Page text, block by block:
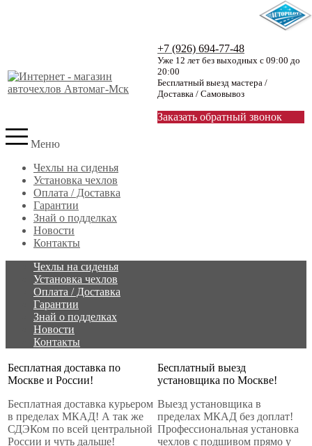
+7 (926) 694-77-48
Уже 12 лет без выходных с 09:00 до
20:00
Бесплатный выезд мастера /
Доставка / Самовывоз
Заказать обратный звонок
Меню
Чехлы на сиденья
Установка чехлов
Оплата / Доставка
Гарантии
Знай о подделках
Новости
Контакты
Чехлы на сиденья
Установка чехлов
Оплата / Доставка
Гарантии
Знай о подделках
Новости
Контакты
Бесплатная доставка по
Москве и России!
Бесплатная доставка курьером
в пределах МКАД! А так же
СДЭКом по всей центральной
России и чуть дальше!
Бесплатный выезд
установщика по Москве!
Выезд установщика в
пределах МКАД без доплат!
Профессиональная установка
чехлов с подшивом прямо у